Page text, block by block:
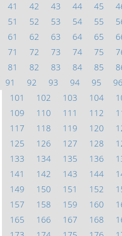
41
42 43 44 45
51
52 53 54 55
61
62 63 64 65
71
72 73 74 75
81
82 83 84 85
91
92 93 94 95 96
101
102 103 104
109
110 111 112
117
118 119 120
125
126 127 128
133
134 135 136
141
142 143 144
149
150 151 152
157
158 159 160
165
166 167 168